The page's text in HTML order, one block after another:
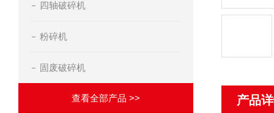
四轴破碎机
粉碎机
固废破碎机
查看全部产品 >> 产品